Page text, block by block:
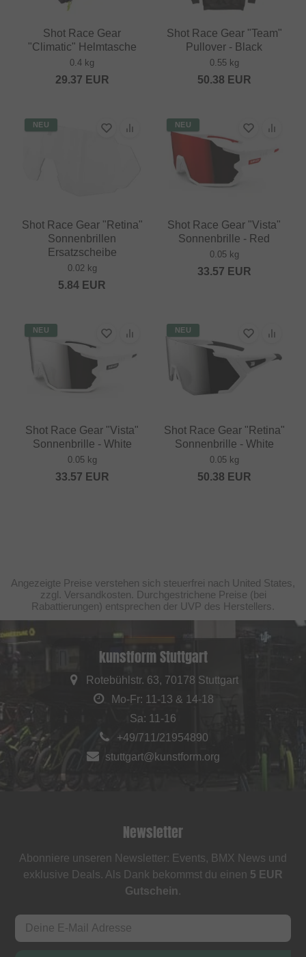
Shot Race Gear
"Climatic" Helmtasche
0.4 kg
29.37 EUR
Shot Race Gear "Team"
Pullover - Black
0.55 kg
50.38 EUR
NEU
Shot Race Gear "Retina"
Sonnenbrillen
Ersatzscheibe
0.02 kg
5.84 EUR
NEU
Shot Race Gear "Vista"
Sonnenbrille - Red
0.05 kg
33.57 EUR
NEU
Shot Race Gear "Vista"
Sonnenbrille - White
0.05 kg
33.57 EUR
NEU
Shot Race Gear "Retina"
Sonnenbrille - White
0.05 kg
50.38 EUR
Angezeigte Preise verstehen sich steuerfrei nach United States,
zzgl. Versandkosten. Durchgestrichene Preise (bei
Rabattierungen) entsprechen der UVP des Herstellers.
kunstform Stuttgart
Rotebühlstr. 63, 70178 Stuttgart
Mo-Fr: 11-13 & 14-18
Sa: 11-16
+49/711/21954890
stuttgart@kunstform.org
Newsletter
Abonniere unseren Newsletter: Events, BMX News und
exklusive Deals. Als Dank bekommst du einen 5 EUR
Gutschein.